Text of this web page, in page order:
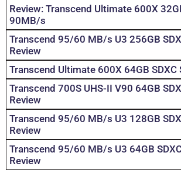
Review: Transcend Ultimate 600X
90MB/s
Transcend 95/60 MB/s U3 256GB
Review
Transcend Ultimate 600X 64GB SDXC
Transcend 700S UHS-II V90 64GB
Review
Transcend 95/60 MB/s U3 128GB
Review
Transcend 95/60 MB/s U3 64GB
Review